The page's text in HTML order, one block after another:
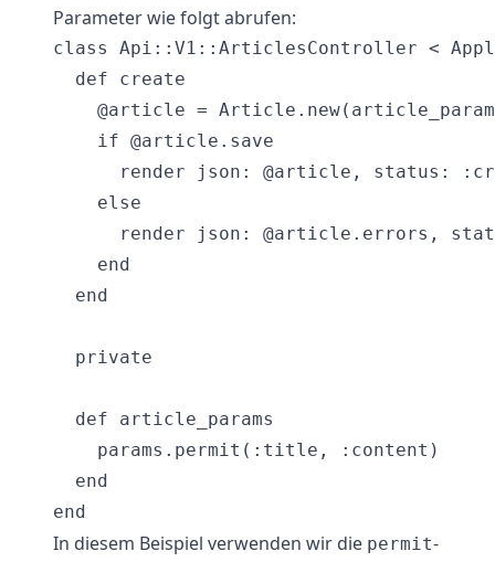
Parameter wie folgt abrufen:
class Api::V1::ArticlesController <
  def create
@article =
    if @article.save
render json: @article, status:
    else
render json: @article.errors,
    end
  end
  private
  def article_params
    params.permit(:title, :content)
  end
In diesem Beispiel verwenden wir die permit-